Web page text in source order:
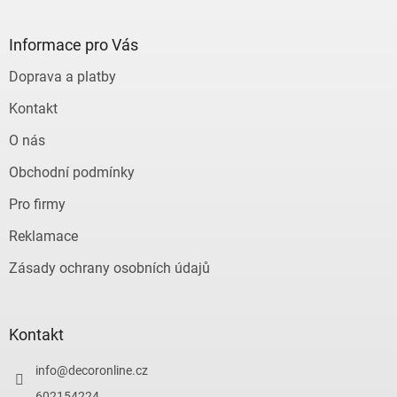
Informace pro Vás
Doprava a platby
Kontakt
O nás
Obchodní podmínky
Pro firmy
Reklamace
Zásady ochrany osobních údajů
Kontakt
info@decoronline.cz